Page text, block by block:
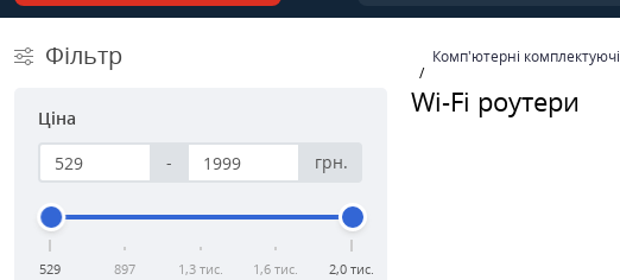
Фільтр
Ціна
-
грн.
529 897 1,3 тис. 1,6 тис. 2,0 тис.
Комп'ютерні комплектуючі
Wi-Fi роутери